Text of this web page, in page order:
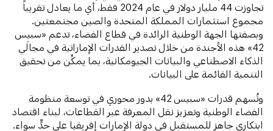
تجاوزت 44 مليار دولار في عام 2024 فقط، أي ما يعادل تقريباً
مجموع استثمارات المملكة المتحدة والصين مجتمعتين.
وبصفتها الجهة الوطنية الرائدة في قطاع الفضاء، تدعم «سبيس
42» هذه الأجندة من خلال تصدير القدرات الإماراتية في مجالَي
الذكاء الاصطناعي والبيانات الجيومكانية، بما يمكِّن من تحقيق
التنمية القائمة على البيانات.
وتُسهم قدرات «سبيس 42» بدور محوري في توسعة منظومة
الفضاء الوطنية وتعزيز نقل المعرفة عبر القطاعات، لبناء اقتصاد
ابتكاري جاهز للمستقبل في دولة الإمارات إفريقيا على حدٍّ سواء.